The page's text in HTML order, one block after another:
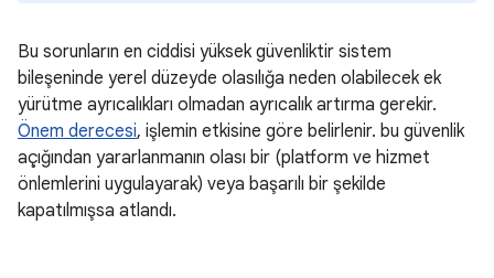
Bu sorunların en ciddisi yüksek güvenliktir sistem
bileşeninde yerel düzeyde olasılığa neden olabilecek ek
yürütme ayrıcalıkları olmadan ayrıcalık artırma gerekir.
Önem derecesi, işlemin etkisine göre belirlenir. bu güvenlik
açığından yararlanmanın olası bir (platform ve hizmet
önlemlerini uygulayarak) veya başarılı bir şekilde
kapatılmışsa atlandı.